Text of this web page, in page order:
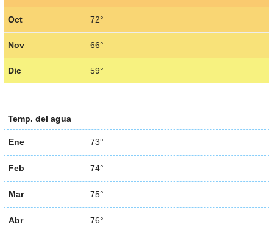
Oct 72°
Nov 66°
Dic 59°
Temp. del agua
Ene 73°
Feb 74°
Mar 75°
Abr 76°